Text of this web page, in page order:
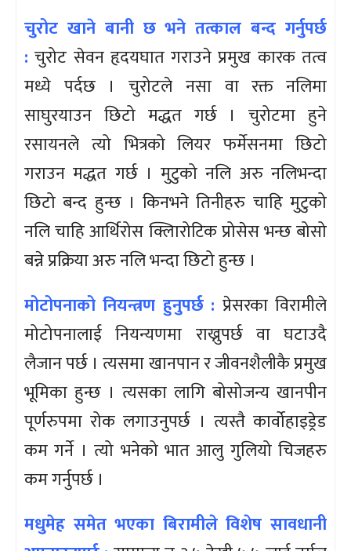
चुरोट खाने बानी छ भने तत्काल बन्द गर्नुपर्छ
:चुरोट सेवन हृदयघात गराउने प्रमुख कारक तत्व
मध्ये पर्दछ । चुरोटले नसा वा रक्त नलिमा
साघुरयाउन छिटो मद्धत गर्छ । चुरोटमा हुने
रसायनले त्यो भित्रको लियर फर्मेसनमा छिटो
गराउन मद्धत गर्छ । मुटुको नलि अरु नलिभन्दा
छिटो बन्द हुन्छ । किनभने तिनीहरु चाहि मुटुको
नलि चाहि आर्थिरोस क्लिारोटिक प्रोसेस भन्छ बोसो
बन्ने प्रक्रिया अरु नलि भन्दा छिटो हुन्छ ।
मोटोपनाको नियन्त्रण हुनुपर्छ : प्रेसरका विरामीले
मोटोपनालाई नियन्यणमा राख्नुपर्छ वा घटाउदै
लैजान पर्छ । त्यसमा खानपान र जीवनशैलीकै प्रमुख
भूमिका हुन्छ । त्यसका लागि बोसोजन्य खानपीन
पूर्णरुपमा रोक लगाउनुपर्छ । त्यस्तै कार्वोहाइड्रेड
कम गर्ने । त्यो भनेको भात आलु गुलियो चिजहरु
कम गर्नुपर्छ ।
मधुमेह समेत भएका बिरामीले विशेष सावधानी